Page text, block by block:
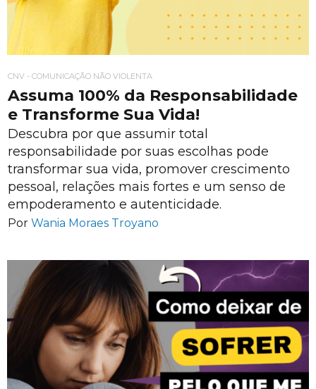
CNV - COMUNICAÇÃO NÃO VIOLENTA
Assuma 100% da Responsabilidade
e Transforme Sua Vida!
Descubra por que assumir total
responsabilidade por suas escolhas pode
transformar sua vida, promover crescimento
pessoal, relações mais fortes e um senso de
empoderamento e autenticidade.
Por Wania Moraes Troyano